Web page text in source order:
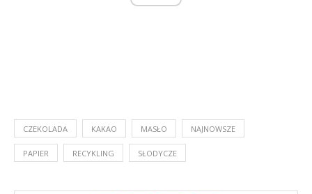
CZEKOLADA KAKAO MASŁO NAJNOWSZE
PAPIER RECYKLING SŁODYCZE